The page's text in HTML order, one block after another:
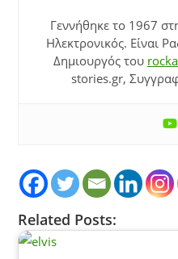
Γεννήθηκε το 1967
Ηλεκτρονικός. Είναι
Δημιουργός του
stories.gr,
Related Posts: